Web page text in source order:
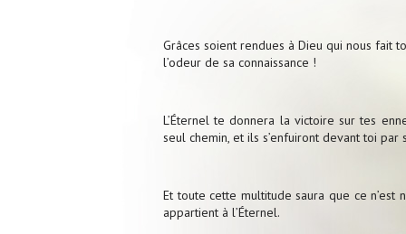
Grâces soient rendues à Dieu qui nous fait
l’odeur de sa connaissance !
L’Éternel te donnera la victoire sur tes
seul chemin, et ils s’enfuiront devant toi par
Et toute cette multitude saura que ce n’est
appartient à l’Éternel.